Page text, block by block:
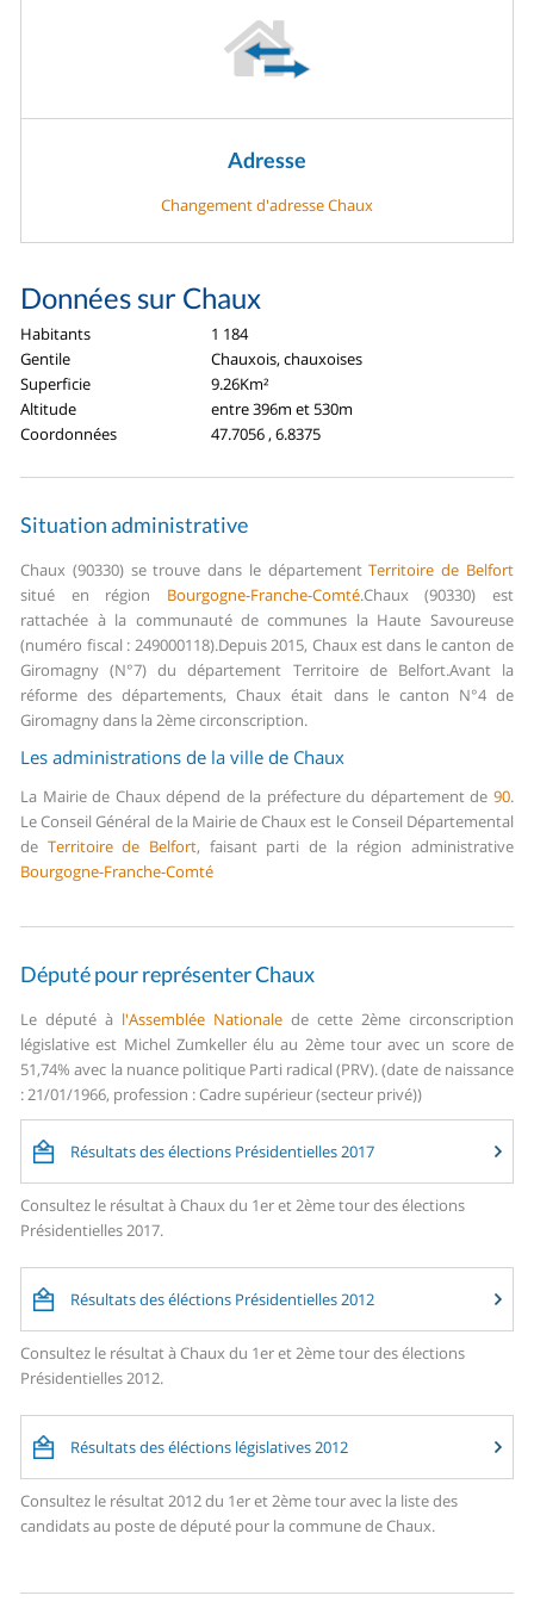
Adresse
Changement d'adresse Chaux
Données sur Chaux
Habitants
1 184
Gentile
Chauxois, chauxoises
Superficie
9.26Km²
Altitude
entre 396m et 530m
Coordonnées
47.7056 , 6.8375
Situation administrative
Chaux (90330) se trouve dans le départementTerritoire de Belfort
situé en région Bourgogne-Franche-Comté.Chaux (90330) est
rattachée à la communauté de communes la Haute Savoureuse
(numéro fiscal : 249000118).Depuis 2015, Chaux est dans le canton de
Giromagny (N°7) du département Territoire de Belfort.Avant la
réforme des départements, Chaux était dans le canton N°4 de
Giromagny dans la 2ème circonscription.
Les administrations de la ville de Chaux
La Mairie de Chaux dépend de la préfecture du département de 90.
Le Conseil Général de la Mairie de Chaux est le Conseil Départemental
de Territoire de Belfort, faisant parti de la région administrative
Bourgogne-Franche-Comté
Député pour représenter Chaux
Le député à l'Assemblée Nationale de cette 2ème circonscription
législative est Michel Zumkeller élu au 2ème tour avec un score de
51,74% avec la nuance politique Parti radical (PRV). (date de naissance
: 21/01/1966, profession : Cadre supérieur (secteur privé))
Résultats des élections Présidentielles 2017
Consultez le résultat à Chaux du 1er et 2ème tour des élections
Présidentielles 2017.
Résultats des éléctions Présidentielles 2012
Consultez le résultat à Chaux du 1er et 2ème tour des élections
Présidentielles 2012.
Résultats des éléctions législatives 2012
Consultez le résultat 2012 du 1er et 2ème tour avec la liste des
candidats au poste de député pour la commune de Chaux.